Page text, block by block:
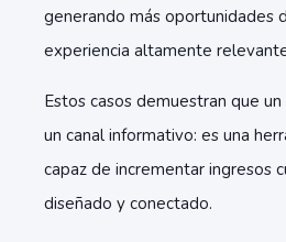
generando más oportunidades
experiencia altamente
Estos casos demuestran que
un canal informativo: es una
capaz de incrementar ingresos
diseñado y conectado.